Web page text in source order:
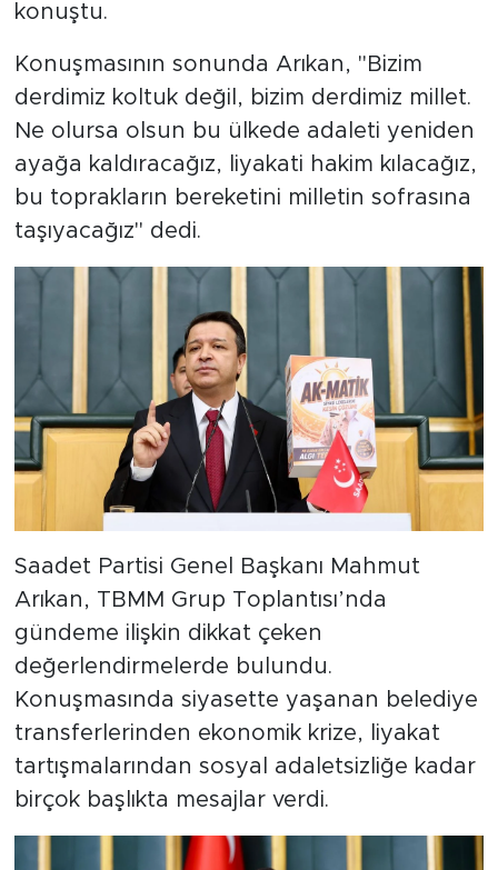
konuştu.
Konuşmasının sonunda Arıkan, "Bizim
derdimiz koltuk değil, bizim derdimiz millet.
Ne olursa olsun bu ülkede adaleti yeniden
ayağa kaldıracağız, liyakati hakim kılacağız,
bu toprakların bereketini milletin sofrasına
taşıyacağız" dedi.
Saadet Partisi Genel Başkanı Mahmut
Arıkan, TBMM Grup Toplantısı’nda
gündeme ilişkin dikkat çeken
değerlendirmelerde bulundu.
Konuşmasında siyasette yaşanan belediye
transferlerinden ekonomik krize, liyakat
tartışmalarından sosyal adaletsizliğe kadar
birçok başlıkta mesajlar verdi.